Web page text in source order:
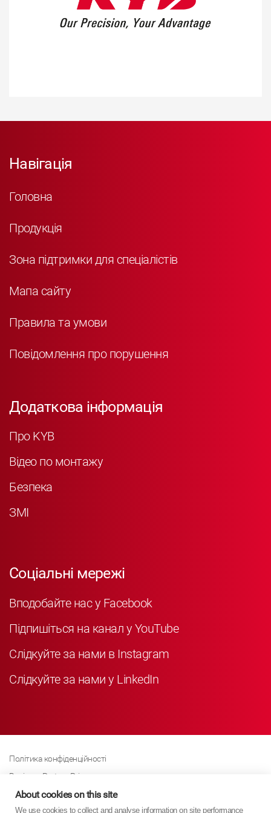
Навігація
Головна
Продукція
Зона підтримки для спеціалістів
Мапа сайту
Правила та умови
Повідомлення про порушення
Додаткова інформація
Про KYB
Відео по монтажу
Безпека
ЗМІ
Соціальні мережі
Вподобайте нас у Facebook
Підпишіться на канал у YouTube
Слідкуйте за нами в Instagram
Слідкуйте за нами у LinkedIn
Політика конфіденційності
Business Partner Privacy
Політика щодо файлів cookie
Сучасна політика Закону про рабство
About cookies on this site
We use cookies to collect and analyse information on site performance